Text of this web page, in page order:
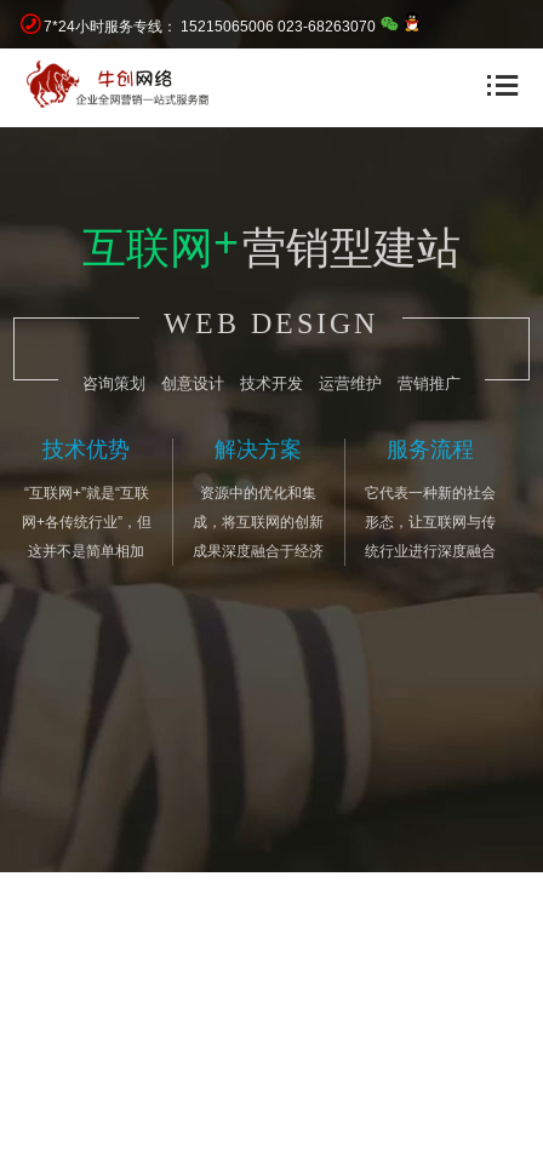
7*24小时服务专线： 15215065006 023-68263070
互联网+营销型建站
WEB DESIGN
咨询策划 创意设计 技术开发 运营维护 营销推广
技术优势
“互联网+”就是“互联
网+各传统行业”，但
这并不是简单相加
解决方案
资源中的优化和集
成，将互联网的创新
成果深度融合于经济
服务流程
它代表一种新的社会
形态，让互联网与传
统行业进行深度融合